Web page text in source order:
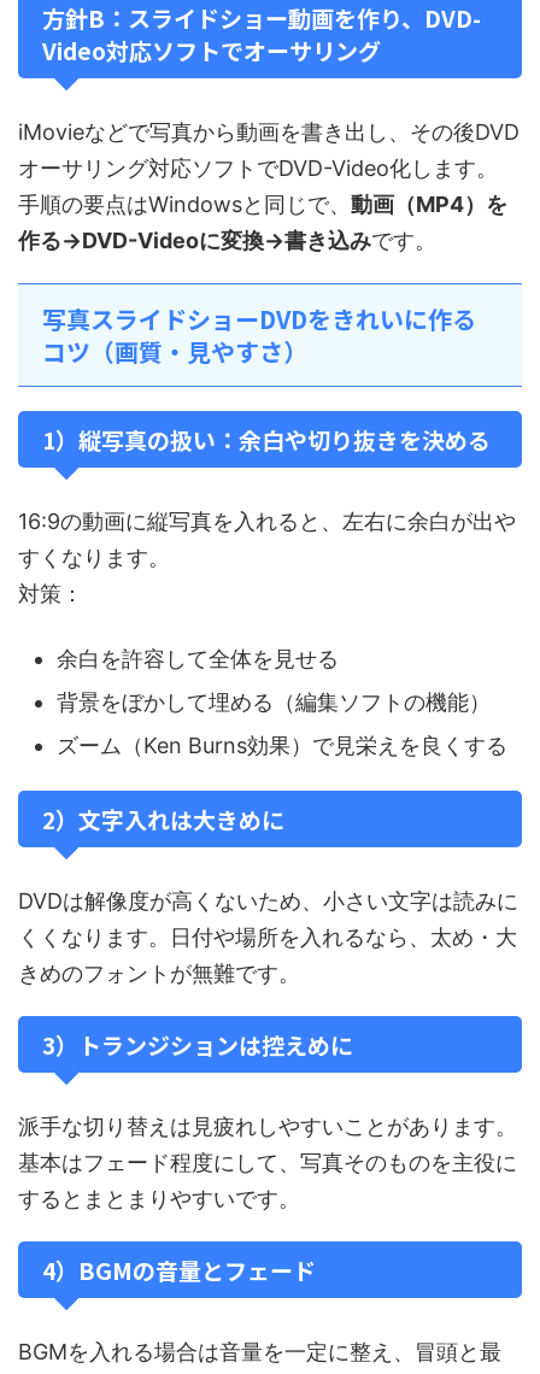
方針B：スライドショー動画を作り、DVD-
Video対応ソフトでオーサリング
iMovieなどで写真から動画を書き出し、その後DVD
オーサリング対応ソフトでDVD-Video化します。
手順の要点はWindowsと同じで、 動画（MP4）を
作る→DVD-Videoに変換→書き込みです。
写真スライドショーDVDをきれいに作る
コツ（画質・見やすさ）
1）縦写真の扱い：余白や切り抜きを決める
16:9の動画に縦写真を入れると、左右に余白が出や
すくなります。
対策：
余白を許容して全体を見せる
背景をぼかして埋める（編集ソフトの機能）
ズーム（Ken Burns効果）で見栄えを良くする
2）文字入れは大きめに
DVDは解像度が高くないため、小さい文字は読みに
くくなります。日付や場所を入れるなら、太め・大
きめのフォントが無難です。
3）トランジションは控えめに
派手な切り替えは見疲れしやすいことがあります。
基本はフェード程度にして、写真そのものを主役に
するとまとまりやすいです。
4）BGMの音量とフェード
BGMを入れる場合は音量を一定に整え、冒頭と最